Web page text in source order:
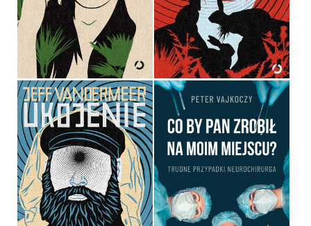
OPRAWA MIĘKKA
36,90 ZŁ
OPRAWA MIĘKKA
36,90 ZŁ
UKOJENIE
JEFF VANDERMEER
OPRAWA MIĘKKA
CO BY PAN ZROBIŁ NA
MOIM MIEJSCU? TRUDNE
PRZYPADKI
NEUROCHIRURGA
PETER VAJKOCZY
OPRAWA MIĘKKA